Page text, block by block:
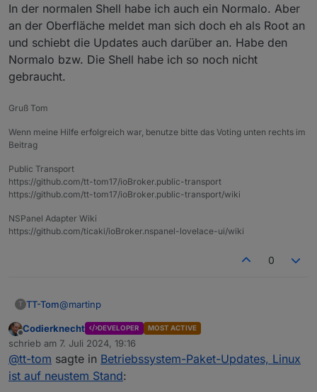
In der normalen Shell habe ich auch ein Normalo. Aber
an der Oberfläche meldet man sich doch eh als Root an
und schiebt die Updates auch darüber an. Habe den
Normalo bzw. Die Shell habe ich so noch nicht
gebraucht.
Gruß Tom
Wenn meine Hilfe erfolgreich war, benutze bitte das Voting unten rechts im
Beitrag
Public Transport
https://github.com/tt-tom17/ioBroker.public-transport
https://github.com/tt-tom17/ioBroker.public-transport/wiki
NSPanel Adapter Wiki
https://github.com/ticaki/ioBroker.nspanel-lovelace-ui/wiki
0
T TT-Tom@martinp
In der normalen Shell habe ich auch ein Normalo. Aber
an der Oberfläche meldet man sich doch eh als Root
an und schiebt die Updates auch darüber an. Habe
den Normalo bzw. Die Shell habe ich so noch nicht
gebraucht.
Offline
Codierknecht DEVELOPER MOST ACTIVE
schrieb am 7. Juli 2024, 19:16
zuletzt editiert von
@tt-tom sagte in Betriebssystem-Paket-Updates, Linux
ist auf neustem Stand: